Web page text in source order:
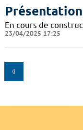
Présentation
En cours de
23/04/2025 17:25